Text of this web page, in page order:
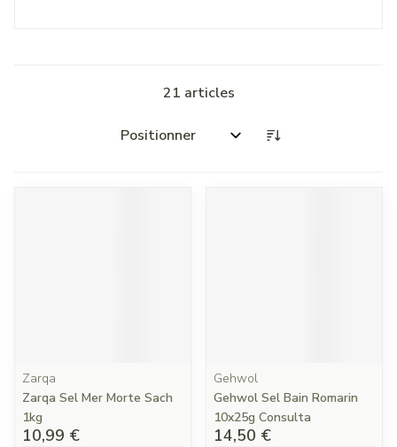
21 articles
Trier par:
Zarqa
Zarqa Sel Mer Morte Sach
1kg
10,99 €
Gehwol
Gehwol Sel Bain Romarin
10x25g Consulta
14,50 €